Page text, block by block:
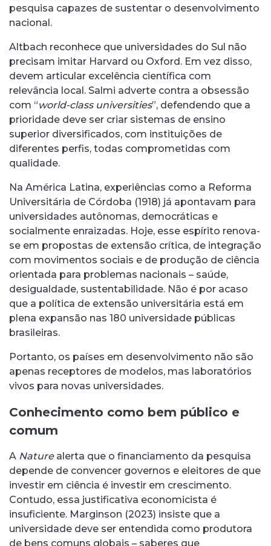
pesquisa capazes de sustentar o desenvolvimento
nacional.
Altbach reconhece que universidades do Sul não
precisam imitar Harvard ou Oxford. Em vez disso,
devem articular excelência científica com
relevância local. Salmi adverte contra a obsessão
com “world-class universities”, defendendo que a
prioridade deve ser criar sistemas de ensino
superior diversificados, com instituições de
diferentes perfis, todas comprometidas com
qualidade.
Na América Latina, experiências como a Reforma
Universitária de Córdoba (1918) já apontavam para
universidades autônomas, democráticas e
socialmente enraizadas. Hoje, esse espírito renova-
se em propostas de extensão crítica, de integração
com movimentos sociais e de produção de ciência
orientada para problemas nacionais – saúde,
desigualdade, sustentabilidade. Não é por acaso
que a política de extensão universitária está em
plena expansão nas 180 universidade públicas
brasileiras.
Portanto, os países em desenvolvimento não são
apenas receptores de modelos, mas laboratórios
vivos para novas universidades.
Conhecimento como bem público e
comum
A Nature alerta que o financiamento da pesquisa
depende de convencer governos e eleitores de que
investir em ciência é investir em crescimento.
Contudo, essa justificativa economicista é
insuficiente. Marginson (2023) insiste que a
universidade deve ser entendida como produtora
de bens comuns globais – saberes que